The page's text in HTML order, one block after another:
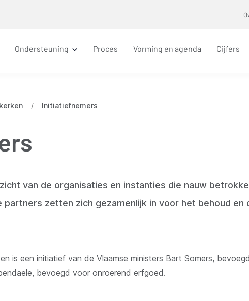
Ondersteuning Proces Vorming en agenda Cijfers
/ Initiatiefnemers
van de organisaties en instanties die nauw
partners zetten zich gezamenlijk in voor het behoud en
is een initiatief van de Vlaamse ministers Bart Somers,
bevoegd voor onroerend erfgoed.